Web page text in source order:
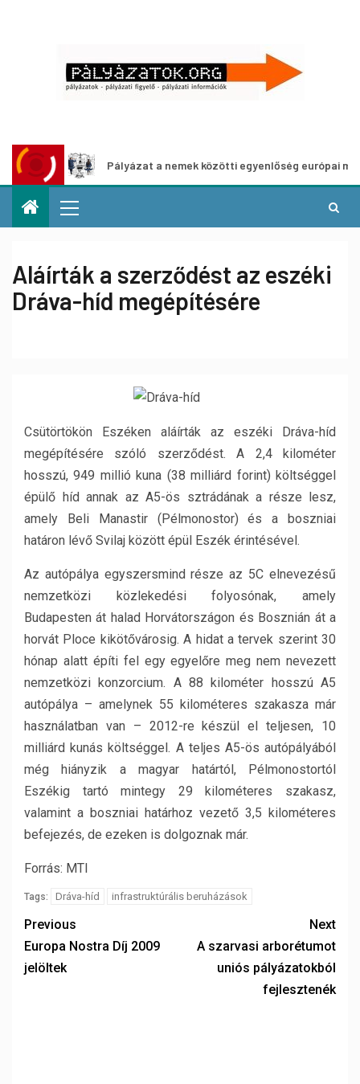
Pályázat a nemek közötti egyenlőség európai
Aláírták a szerződést az eszéki
Dráva-híd megépítésére
Csütörtökön Eszéken aláírták az eszéki Dráva-híd
megépítésére szóló szerződést. A 2,4 kilométer
hosszú, 949 millió kuna (38 milliárd forint) költséggel
épülő híd annak az A5-ös sztrádának a része lesz,
amely Beli Manastir (Pélmonostor) és a boszniai
határon lévő Svilaj között épül Eszék érintésével.
Az autópálya egyszersmind része az 5C elnevezésű
nemzetközi közlekedési folyosónak, amely
Budapesten át halad Horvátországon és Bosznián át a
horvát Ploce kikötővárosig. A hidat a tervek szerint 30
hónap alatt építi fel egy egyelőre meg nem nevezett
nemzetközi konzorcium. A 88 kilométer hosszú A5
autópálya – amelynek 55 kilométeres szakasza már
használatban van – 2012-re készül el teljesen, 10
milliárd kunás költséggel. A teljes A5-ös autópályából
még hiányzik a magyar határtól, Pélmonostortól
Eszékig tartó mintegy 29 kilométeres szakasz,
valamint a boszniai határhoz vezető 3,5 kilométeres
befejezés, de ezeken is dolgoznak már.
Forrás: MTI
Tags: Dráva-híd infrastruktúrális beruházások
Previous
Europa Nostra Díj 2009
jelöltek
Next
A szarvasi arborétumot
uniós pályázatokból
fejlesztenék